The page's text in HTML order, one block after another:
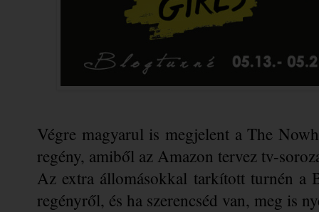
Végre magyarul is megjelent a The
regény, amiből az Amazon tervez tv-
Az extra állomásokkal tarkított turnén a
regényről, és ha szerencséd van, meg is